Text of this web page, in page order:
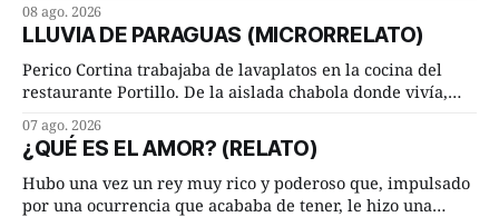
ambos les iba de maravilla. Pero mantenían absoluta
discrepancia en un deseo ineluctable por parte de ella.
Lucía Arriate quería que ellos
08 ago. 2026
LLUVIA DE PARAGUAS (MICRORRELATO)
Perico Cortina trabajaba de lavaplatos en la cocina del
restaurante Portillo. De la aislada chabola donde vivía,
cuarto de hora andando a buen paso. Cierta noche,
terminada su jornada laboral caminaba él hacía su mísera
morada cundo comenzó a llover
07 ago. 2026
¿QUÉ ES EL AMOR? (RELATO)
Hubo una vez un rey muy rico y poderoso que, impulsado
por una ocurrencia que acababa de tener, le hizo una